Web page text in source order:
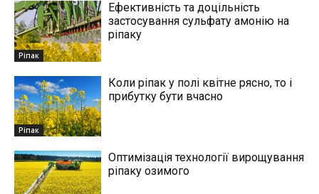
Ріпак
Ефективність та доцільність
застосування сульфату амонію на
ріпаку
Ріпак
Коли ріпак у полі квітне рясно, то і
прибутку бути вчасно
Оптимізація технології вирощування
ріпаку озимого